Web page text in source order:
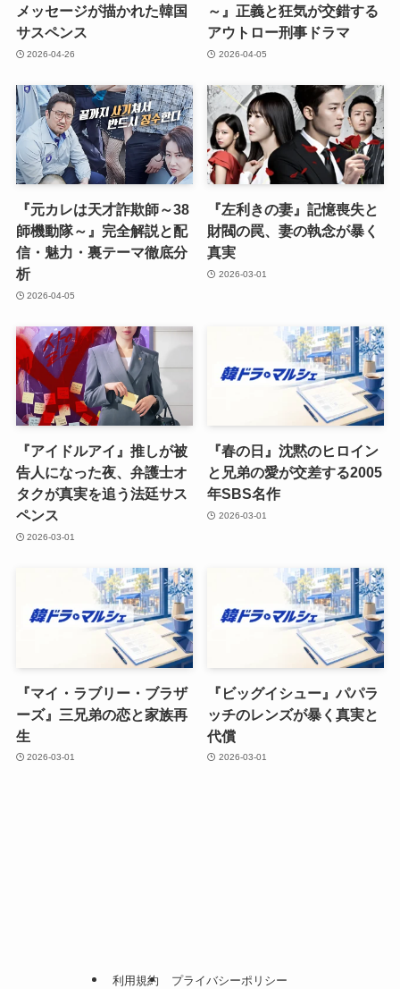
メッセージが描かれた韓国
サスペンス
2026-04-26
～』正義と狂気が交錯する
アウトロー刑事ドラマ
2026-04-05
『元カレは天才詐欺師～38
師機動隊～』完全解説と配
信・魅力・裏テーマ徹底分
析
2026-04-05
『左利きの妻』記憶喪失と
財閥の罠、妻の執念が暴く
真実
2026-03-01
『アイドルアイ』推しが被
告人になった夜、弁護士オ
タクが真実を追う法廷サス
ペンス
2026-03-01
『春の日』沈黙のヒロイン
と兄弟の愛が交差する2005
年SBS名作
2026-03-01
『マイ・ラブリー・ブラザ
ーズ』三兄弟の恋と家族再
生
2026-03-01
『ビッグイシュー』パパラ
ッチのレンズが暴く真実と
代償
2026-03-01
利用規約 プライバシーポリシー